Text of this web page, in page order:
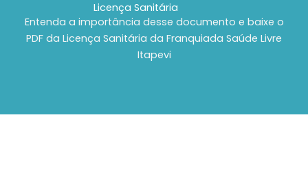
Licença Sanitária
Entenda a importância desse documento e baixe o
PDF da Licença Sanitária da Franquiada Saúde Livre
Itapevi